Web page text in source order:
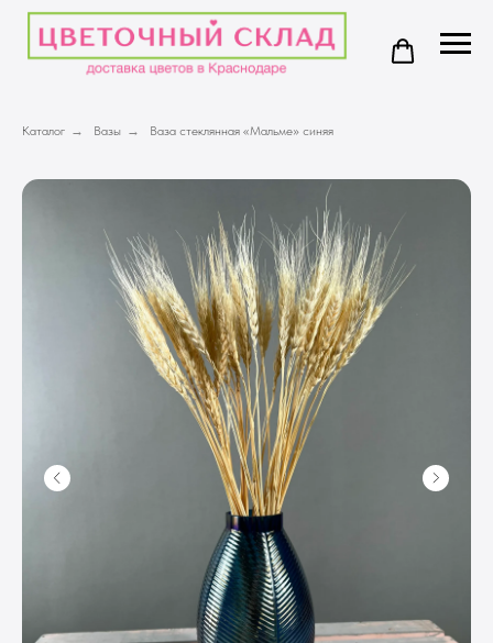
Каталог → Вазы → Ваза стеклянная «Мальме» синяя